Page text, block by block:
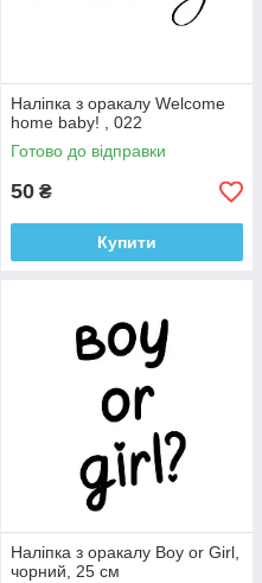
Наліпка з оракалу Welcome
home baby! , 022
Готово до відправки
50 ₴
Купити
Наліпка з оракалу Boy or Girl,
чорний, 25 см